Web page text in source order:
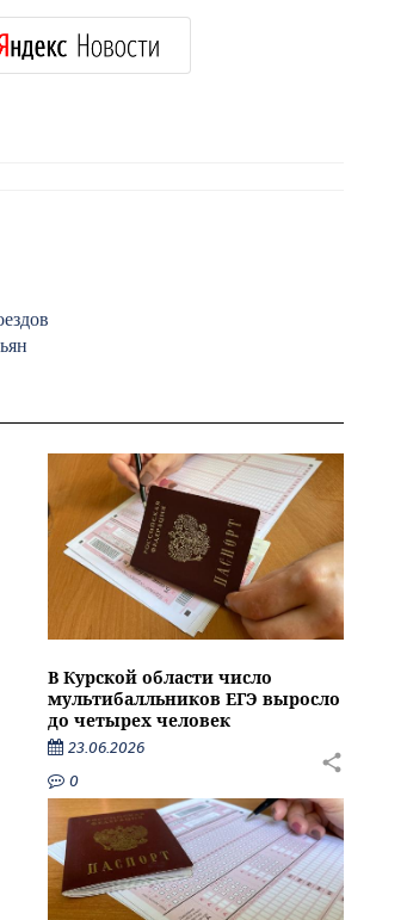
В Курской области число
мультибалльников ЕГЭ выросло
до четырех человек
23.06.2026
0